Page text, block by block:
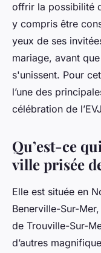
offrir la possibilité
y compris être
yeux de ses
mariage, avant
s'unissent. Pour
l’une des
célébration de
Qu’est-ce
ville prisée
Elle est située en
Benerville-Sur-
de Trouville-Sur-
d’autres